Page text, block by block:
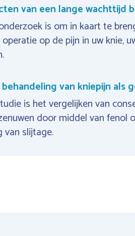
van een lange wachttijd
is om in kaart te
op de pijn in uw knie,
van kniepijn als
is het vergelijken van
door middel van fenol
van slijtage.